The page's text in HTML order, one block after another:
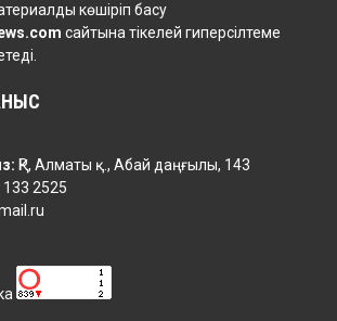
көшіріп басу
сайтына тікелей гиперсілтеме
ҚР, Алматы қ., Абай даңғылы, 143
133 2525